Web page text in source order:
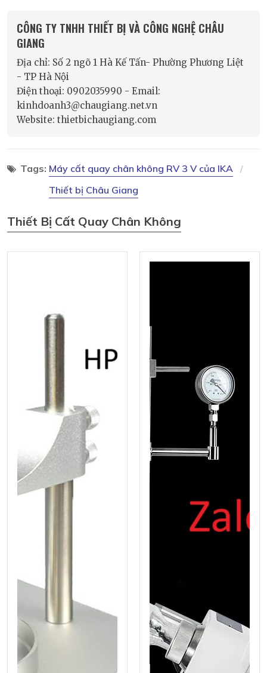
CÔNG TY TNHH THIẾT BỊ VÀ CÔNG NGHỆ CHÂU
GIANG
Địa chỉ: Số 2 ngõ 1 Hà Kế Tấn- Phường Phương Liệt
- TP Hà Nội
Điện thoại: 0902035990 - Email:
kinhdoanh3@chaugiang.net.vn
Website: thietbichaugiang.com
Tags: Máy cất quay chân không RV 3 V của IKA
Thiết bị Châu Giang
Thiết Bị Cất Quay Chân Không